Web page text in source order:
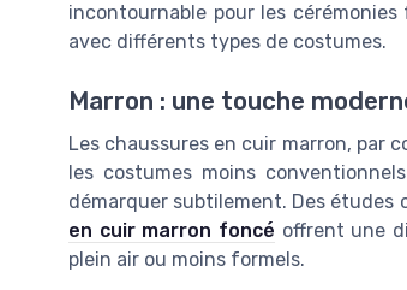
incontournable pour les cérémonies
avec différents types de costumes.
Marron : une touche
Les chaussures en cuir marron, par
les costumes moins
démarquer subtilement. Des études
en cuir marron foncé offrent une
plein air ou moins formels.